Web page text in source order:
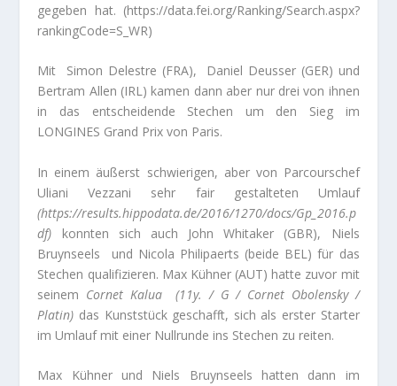
gegeben hat. (https://data.fei.org/Ranking/Search.aspx?
rankingCode=S_WR)
Mit Simon Delestre (FRA), Daniel Deusser (GER) und
Bertram Allen (IRL) kamen dann aber nur drei von ihnen
in das entscheidende Stechen um den Sieg im
LONGINES Grand Prix von Paris.
In einem äußerst schwierigen, aber von Parcourschef
Uliani Vezzani sehr fair gestalteten Umlauf
(https://results.hippodata.de/2016/1270/docs/Gp_2016.p
df) konnten sich auch John Whitaker (GBR), Niels
Bruynseels und Nicola Philipaerts (beide BEL) für das
Stechen qualifizieren. Max Kühner (AUT) hatte zuvor mit
seinem Cornet Kalua (11y. / G / Cornet Obolensky /
Platin) das Kunststück geschafft, sich als erster Starter
im Umlauf mit einer Nullrunde ins Stechen zu reiten.
Max Kühner und Niels Bruynseels hatten dann im